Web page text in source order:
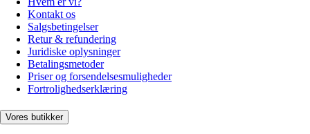
Kontakt os
Salgsbetingelser
Retur & refundering
Juridiske oplysninger
Betalingsmetoder
Priser og forsendelsesmuligheder
Fortrolighedserklæring
Vores butikker